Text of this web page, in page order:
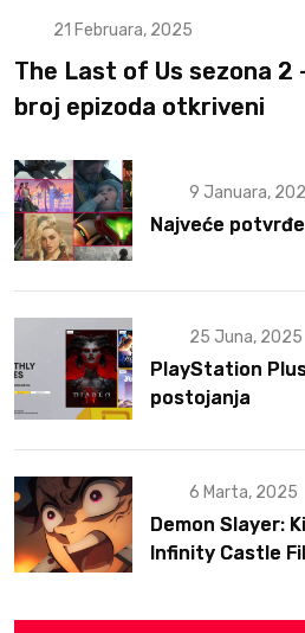
21 Februara, 2025
The Last of Us sezona 2
broj epizoda otkriveni
9 Januara,
Najveće
25 Juna, 2025
PlayStation
postojanja
6 Marta, 2025
Demon Slayer:
Infinity Castle